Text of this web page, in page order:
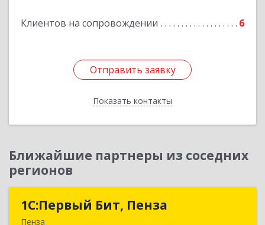
Клиентов на сопровождении 6
Отправить заявку
Показать контакты
Отправить заявку
Назад
Ближайшие партнеры из соседних
регионов
1С:Первый Бит, Пенза
Пенза
1С:Первый Бит, Пенза